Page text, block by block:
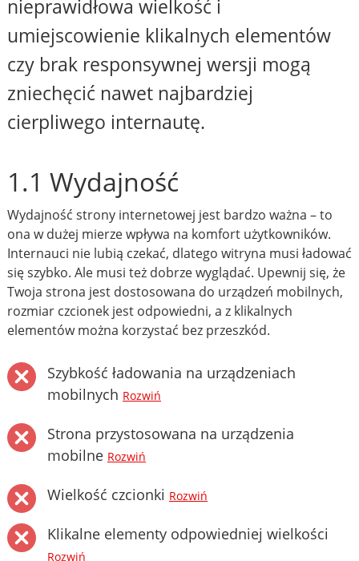
nieprawidłowa wielkość i
umiejscowienie klikalnych elementów
czy brak responsywnej wersji mogą
zniechęcić nawet najbardziej
cierpliwego internautę.
1.1 Wydajność
Wydajność strony internetowej jest bardzo ważna – to
ona w dużej mierze wpływa na komfort użytkowników.
Internauci nie lubią czekać, dlatego witryna musi ładować
się szybko. Ale musi też dobrze wyglądać. Upewnij się, że
Twoja strona jest dostosowana do urządzeń mobilnych,
rozmiar czcionek jest odpowiedni, a z klikalnych
elementów można korzystać bez przeszkód.
Szybkość ładowania na urządzeniach
mobilnych Rozwiń
Strona przystosowana na urządzenia
mobilne Rozwiń
Wielkość czcionki Rozwiń
Klikalne elementy odpowiedniej wielkości
Rozwiń